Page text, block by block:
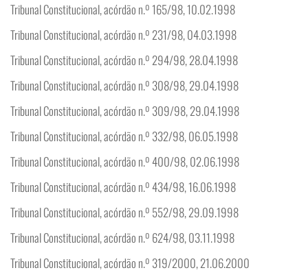
Tribunal Constitucional, acórdão n.º 165/98, 10.02.1998
Tribunal Constitucional, acórdão n.º 231/98, 04.03.1998
Tribunal Constitucional, acórdão n.º 294/98, 28.04.1998
Tribunal Constitucional, acórdão n.º 308/98, 29.04.1998
Tribunal Constitucional, acórdão n.º 309/98, 29.04.1998
Tribunal Constitucional, acórdão n.º 332/98, 06.05.1998
Tribunal Constitucional, acórdão n.º 400/98, 02.06.1998
Tribunal Constitucional, acórdão n.º 434/98, 16.06.1998
Tribunal Constitucional, acórdão n.º 552/98, 29.09.1998
Tribunal Constitucional, acórdão n.º 624/98, 03.11.1998
Tribunal Constitucional, acórdão n.º 319/2000, 21.06.2000